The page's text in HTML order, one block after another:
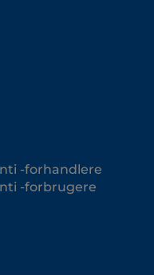
-forhandlere
-forbrugere